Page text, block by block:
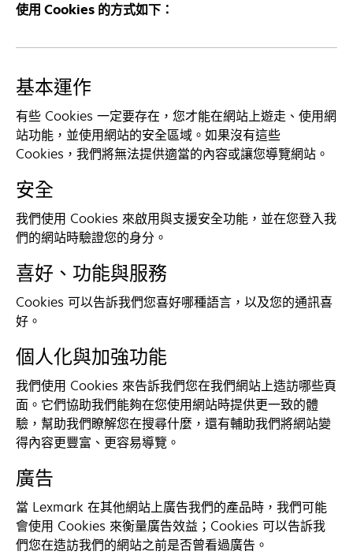
使用 Cookies 的方式如下：
基本運作
有些 Cookies 一定要存在，您才能在網站上遊走、使用網
站功能，並使用網站的安全區域。如果沒有這些
Cookies，我們將無法提供適當的內容或讓您導覽網站。
安全
我們使用 Cookies 來啟用與支援安全功能，並在您登入我
們的網站時驗證您的身分。
喜好、功能與服務
Cookies 可以告訴我們您喜好哪種語言，以及您的通訊喜
好。
個人化與加強功能
我們使用 Cookies 來告訴我們您在我們網站上造訪哪些頁
面。它們協助我們能夠在您使用網站時提供更一致的體
驗，幫助我們瞭解您在搜尋什麼，還有輔助我們將網站變
得內容更豐富、更容易導覽。
廣告
當 Lexmark 在其他網站上廣告我們的產品時，我們可能
會使用 Cookies 來衡量廣告效益；Cookies 可以告訴我
們您在造訪我們的網站之前是否曾看過廣告。